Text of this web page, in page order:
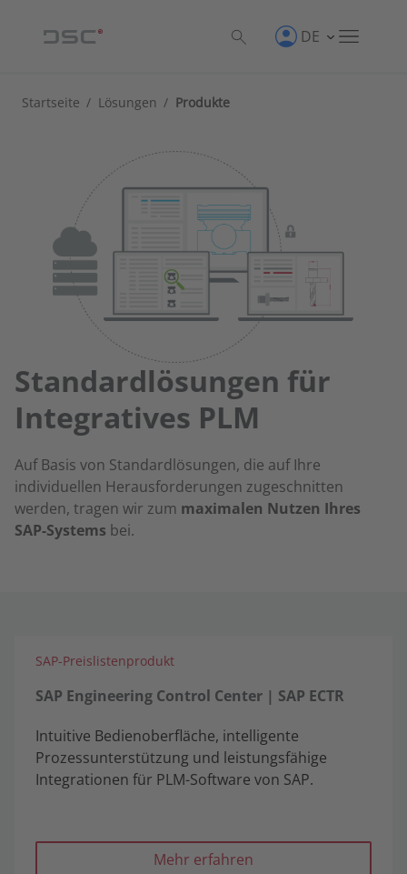
DE
Startseite / Lösungen / Produkte
Standardlösungen für
Integratives PLM
Auf Basis von Standardlösungen, die auf Ihre
individuellen Herausforderungen zugeschnitten
werden, tragen wir zum maximalen Nutzen Ihres
SAP-Systems bei.
SAP-Preislistenprodukt
SAP Engineering Control Center | SAP ECTR
Intuitive Bedienoberfläche, intelligente
Prozessunterstützung und leistungsfähige
Integrationen für PLM-Software von SAP.
Mehr erfahren